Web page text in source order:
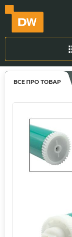
ВСЕ ПРО ТОВАР